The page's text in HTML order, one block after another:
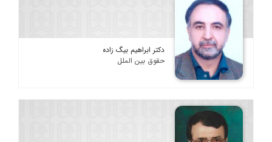
دکتر ابراهیم بیگ زاده
حقوق بین الملل